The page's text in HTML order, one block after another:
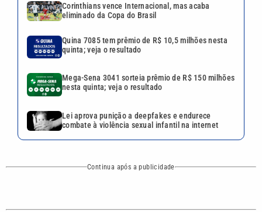
Corinthians vence Internacional, mas acaba
eliminado da Copa do Brasil
Quina 7085 tem prêmio de R$ 10,5 milhões nesta
quinta; veja o resultado
Mega-Sena 3041 sorteia prêmio de R$ 150 milhões
nesta quinta; veja o resultado
Lei aprova punição a deepfakes e endurece
combate à violência sexual infantil na internet
Continua após a publicidade